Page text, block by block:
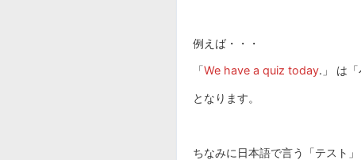
例えば・・・
「We have a quiz today.」 は「
となります。
ちなみに日本語で言う「テスト